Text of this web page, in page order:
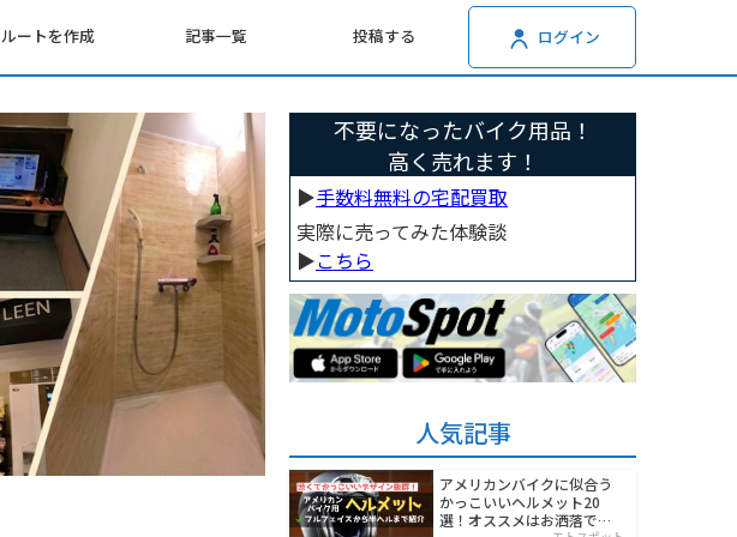
ルートを作成 記事一覧 投稿する ログイン
不要になったバイク用品！
高く売れます！
▶︎手数料無料の宅配買取
実際に売ってみた体験談
▶︎こちら
人気記事
アメリカンバイクに似合う
かっこいいヘルメット20
選！オススメはお洒落でワ